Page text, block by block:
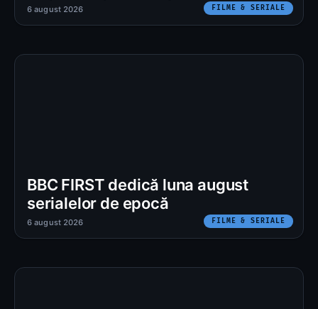
FILME & SERIALE
6 august 2026
BBC FIRST dedică luna august
serialelor de epocă
FILME & SERIALE
6 august 2026